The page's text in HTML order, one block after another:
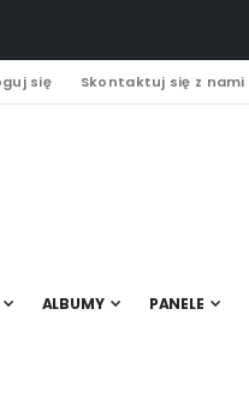
się Skontaktuj się z nami
ALBUMY PANELE